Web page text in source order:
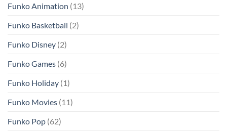
Funko Animation (13)
Funko Basketball (2)
Funko Disney (2)
Funko Games (6)
Funko Holiday (1)
Funko Movies (11)
Funko Pop (62)